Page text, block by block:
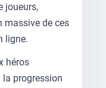
joueurs,
massive de ces
ligne.
héros
la progression